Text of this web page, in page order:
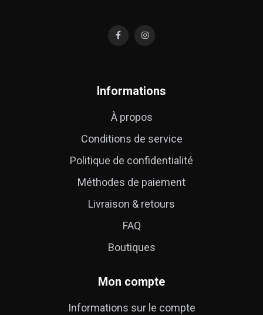
Informations
À propos
Conditions de service
Politique de confidentialité
Méthodes de paiement
Livraison & retours
FAQ
Boutiques
Mon compte
Informations sur le compte